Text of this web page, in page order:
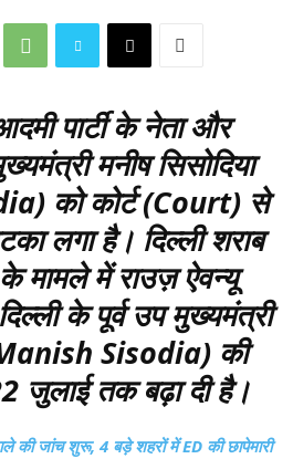
पार्टी के नेता और
मनीष सिसोदिया
को कोर्ट (Court) से
लगा है। दिल्ली शराब
मामले में राउज़ ऐवन्यू
के पूर्व उप मुख्यमंत्री
Sisodia) की
जुलाई तक बढ़ा दी है।
की जांच शुरू, 4 बड़े शहरों में ED की छापेमारी